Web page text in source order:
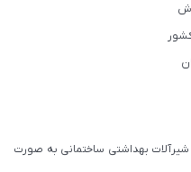
تولید شیرآلات بهداشتی ساختمانی به صورت